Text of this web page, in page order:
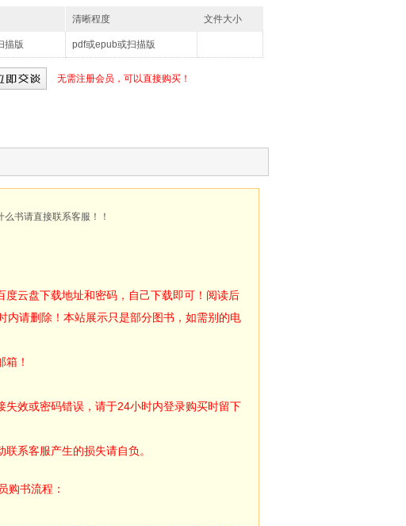
清晰程度 文件大小
描版 pdf或epub或扫描版
无需注册会员，可以直接购买！
书请直接联系客服！！
云盘下载地址和密码，自己下载即可！阅读后
内请删除！本站展示只是部分图书，如需别的电
！
效或密码错误，请于24小时内登录购买时留下
系客服产生的损失请自负。
购书流程：